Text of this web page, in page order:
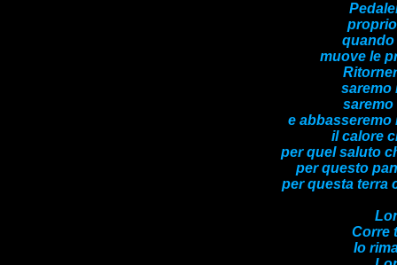
quando
muove le
saremo
saremo
e abbasseremo
il calore
per quel saluto
per questo
per questa terra
Corre
Io